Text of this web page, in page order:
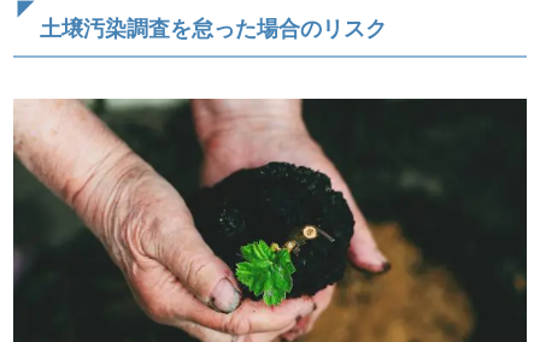
土壌汚染調査を怠った場合のリスク